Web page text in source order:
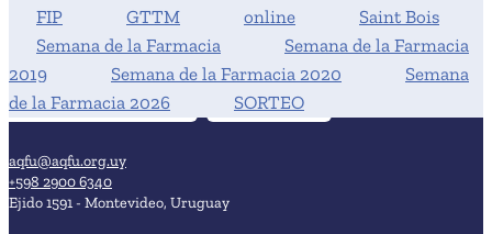
FIP
GTTM online
Saint Bois
Semana de la Farmacia
Semana de la Farmacia
2019
Semana de la Farmacia 2020
Semana
de la Farmacia 2026
SORTEO
aqfu@aqfu.org.uy
+598 2900 6340
Ejido 1591 - Montevideo, Uruguay